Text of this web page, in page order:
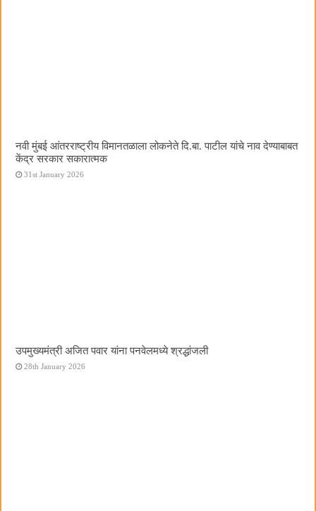
नवी मुंबई आंतरराष्ट्रीय विमानतळाला लोकनेते दि.बा. पाटील यांचे नाव देण्याबाबत
केंद्र सरकार सकारात्मक
31st January 2026
उपमुख्यमंत्री अजित पवार यांना पनवेलमध्ये श्रद्धांजली
28th January 2026